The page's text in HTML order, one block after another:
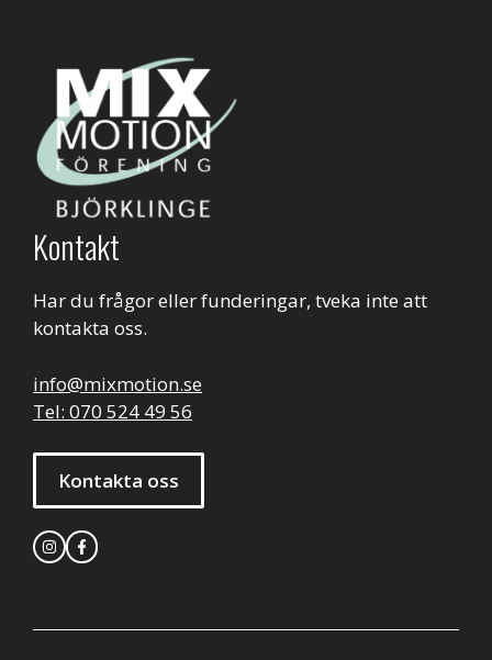
Kontakt
Har du frågor eller funderingar, tveka inte att
kontakta oss.
info@mixmotion.se
Tel: 070 524 49 56
Kontakta oss